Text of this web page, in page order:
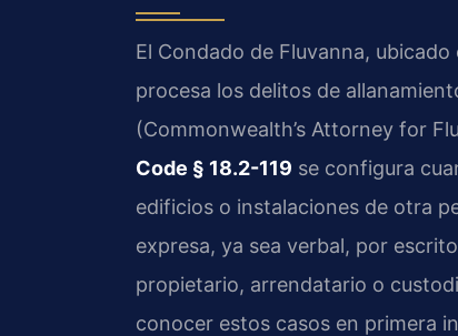
El Condado de Fluvanna,
procesa los delitos de
(Commonwealth’s Attorney for
Code § 18.2-119 se configura
edificios o instalaciones de otra
expresa, ya sea verbal, por
propietario, arrendatario o
conocer estos casos en primera